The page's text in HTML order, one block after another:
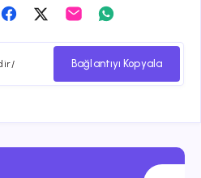
FacebookTwitter
paylaş
Email
paylaşpaylaş
Bağlantıyı Kopyala